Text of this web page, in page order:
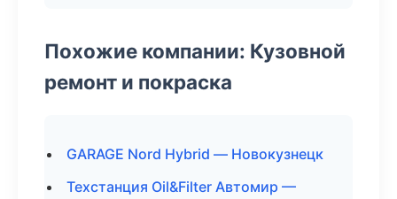
Похожие компании: Кузовной
ремонт и покраска
GARAGE Nord Hybrid — Новокузнецк
Техстанция Oil&Filter Автомир —